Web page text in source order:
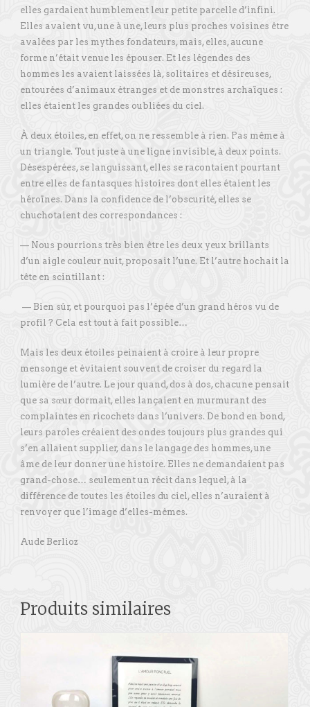
elles gardaient humblement leur petite parcelle d’infini.
Elles avaient vu, une à une, leurs plus proches voisines être
avalées par les mythes fondateurs, mais, elles, aucune
forme n’était venue les épouser. Et les légendes des
hommes les avaient laissées là, solitaires et désireuses,
entourées d’animaux étranges et de monstres archaïques :
elles étaient les grandes oubliées du ciel.
À deux étoiles, en effet, on ne ressemble à rien. Pas même à
un triangle. Tout juste à une ligne invisible, à deux points.
Désespérées, se languissant, elles se racontaient pourtant
entre elles de fantasques histoires dont elles étaient les
héroïnes. Dans la confidence de l’obscurité, elles se
chuchotaient des correspondances :
— Nous pourrions très bien être les deux yeux brillants
d’un aigle couleur nuit, proposait l’une. Et l’autre hochait la
tête en scintillant :
— Bien sûr, et pourquoi pas l’épée d’un grand héros vu de
profil ? Cela est tout à fait possible…
Mais les deux étoiles peinaient à croire à leur propre
mensonge et évitaient souvent de croiser du regard la
lumière de l’autre. Le jour quand, dos à dos, chacune pensait
que sa sœur dormait, elles lançaient en murmurant des
complaintes en ricochets dans l’univers. De bond en bond,
leurs paroles créaient des ondes toujours plus grandes qui
s’en allaient supplier, dans le langage des hommes, une
âme de leur donner une histoire. Elles ne demandaient pas
grand-chose… seulement un récit dans lequel, à la
différence de toutes les étoiles du ciel, elles n’auraient à
renvoyer que l’image d’elles-mêmes.
Aude Berlioz
Produits similaires